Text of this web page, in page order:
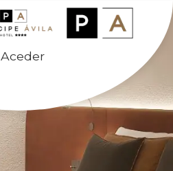
Aceder